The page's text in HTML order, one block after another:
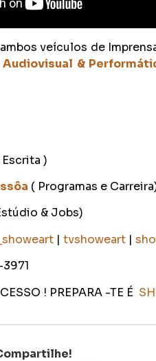
veículos de
Audiovisual &
)
( Programas e
& Jobs)
| tvshoweart |
! PREPARA -TE É